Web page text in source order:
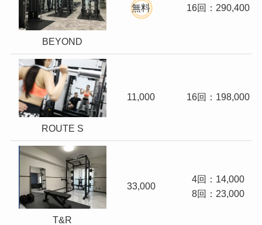
BEYOND
無料 16回：290,400
ROUTE S
11,000 16回：198,000
T&R
33,000
4回：14,000
8回：23,000